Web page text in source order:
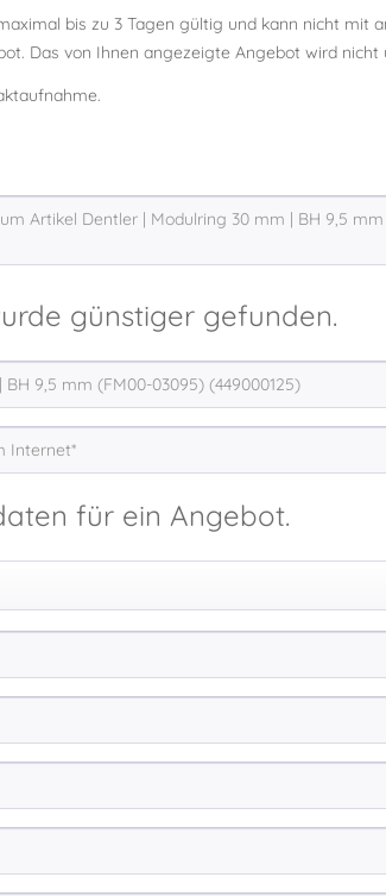
bis zu 3 Tagen gültig und kann nicht mit
Das von Ihnen angezeigte Angebot wird
günstiger gefunden.
für ein Angebot.